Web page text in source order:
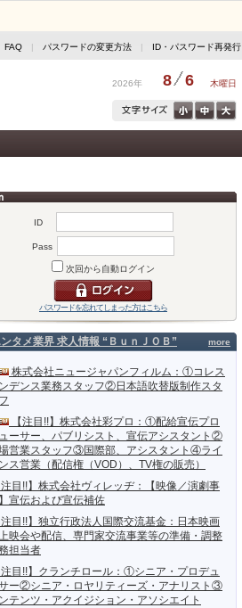
FAQ | パスワードの変更方法 | ID・パスワード再発行
2026年 8 6 木曜日
ID
Pass
次回から自動ログイン
パスワードを忘れてしまった方はこちら
more
タメ業界 求人情報 “ＢｕｎＪＯＢ”
株式会社ニュージャパンフィルム：①コレス
デンス業務スタッフ②日本語吹替版制作スタ
【注目!!】株式会社彩プロ：①配給宣伝プロ
ーサー、パブリシスト、宣伝アシスタント②
営業スタッフ③国際部、アシスタント④ライ
ス営業（配信権（VOD）、TV権の販売）
注目!!】株式会社ヴィレッヂ：【映像／演劇事
宣伝および宣伝補佐
注目!!】独立行政法人国際交流基金：日本映画
映会や配信、専門家交流事業等の準備・調整
担当者
注目!!】クランチロール：①シニア・プロデュ
ー②シニア・ロヤリティーズ・アナリスト③
テンツ・アクイジション・アソシエイト